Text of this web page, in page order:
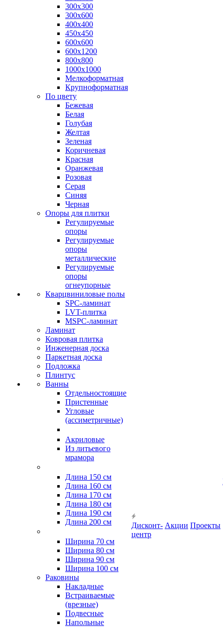
300х300
300х600
400х400
450х450
600х600
600х1200
800х800
1000х1000
Мелкоформатная
Крупноформатная
По цвету
Бежевая
Белая
Голубая
Желтая
Зеленая
Коричневая
Красная
Оранжевая
Розовая
Серая
Синяя
Черная
Опоры для плитки
Регулируемые
опоры
Регулируемые
опоры
металлические
Регулируемые
опоры
огнеупорные
Кварцвиниловые полы
SPC-ламинат
LVT-плитка
MSPC-ламинат
Ламинат
Ковровая плитка
Инженерная доска
Паркетная доска
Подложка
Плинтус
Ванны
Отдельностоящие
Пристенные
Угловые
(ассиметричные)
Акриловые
Из литьевого
мрамора
Длина 150 см
Длина 160 см
Длина 170 см
Длина 180 см
Длина 190 см
Длина 200 см
Ширина 70 см
Ширина 80 см
Ширина 90 см
Ширина 100 см
Раковины
Накладные
Встраиваемые
(врезные)
Подвесные
Напольные
Дисконт-
центр
Акции Проекты